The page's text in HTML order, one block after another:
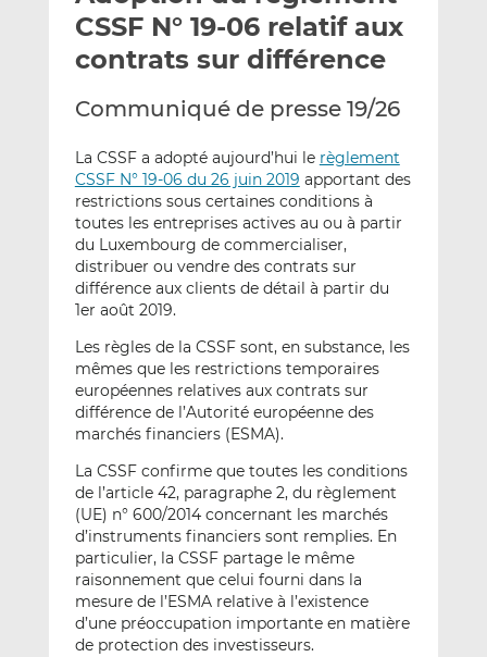
e
r
p
r
m
a
i
l
g
e
u
L
i
n
k
e
d
n
g
e
r
u
F
a
c
e
b
o
k
CSSF N° 19-06 relatif aux
contrats sur différence
Communiqué de presse 19/26
La CSSF a adopté aujourd’hui le règlement
CSSF N° 19-06 du 26 juin 2019 apportant des
restrictions sous certaines conditions à
toutes les entreprises actives au ou à partir
du Luxembourg de commercialiser,
distribuer ou vendre des contrats sur
différence aux clients de détail à partir du
1er août 2019.
Les règles de la CSSF sont, en substance, les
mêmes que les restrictions temporaires
européennes relatives aux contrats sur
différence de l’Autorité européenne des
marchés financiers (ESMA).
La CSSF confirme que toutes les conditions
de l’article 42, paragraphe 2, du règlement
(UE) n° 600/2014 concernant les marchés
d’instruments financiers sont remplies. En
particulier, la CSSF partage le même
raisonnement que celui fourni dans la
mesure de l’ESMA relative à l’existence
d’une préoccupation importante en matière
de protection des investisseurs.